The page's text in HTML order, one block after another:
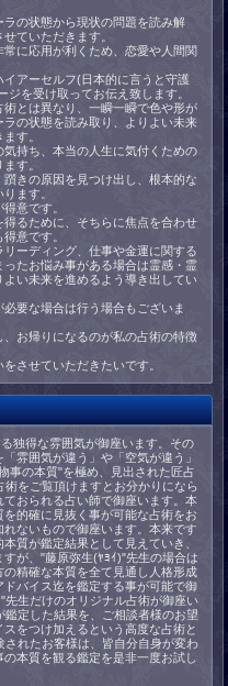
の状態から現状の問題を読み解
ていただきます。
に応用が利くため、恋愛や人間関
アーセルフ(日本的に言うと守護
を受け取ってお伝え致します。
とは異なり、一瞬一瞬で色や形が
の状態を読み取り、よりよい未来
す。
持ち、本当の人生に気付くための
す。
きの原因を見つけ出し、根本的な
ます。
意です。
るために、そちらに焦点を合わせ
意です。
ーディング、仕事や金運に関する
たお悩み事がある場合は霊感・霊
い未来を進めるよう導き出してい
要な場合は行う場合もございま
お帰りになるのが私の占術の特徴
させていただきたいです。
独得な雰囲気が御座います。その
雰囲気が違う」や「空気が違う」
事の本質"を極め、見出された匠占
をご覧頂けますとお分かりになら
おられる占い師で御座います。本
的確に見抜く事が可能な占術をお
ないもので御座います。本来です
質が鑑定結果として見えていき、
が、"藤原弥生(ﾔﾖｲ)"先生の場合は
精確な本質を全て見通し人格形成
バイス迄を鑑定する事が可能で御
生だけのオリジナル占術が御座い
定した結果を、ご相談者様のお望
をつけ加えるという高度な占術と
れたお客様は、皆自分自身が変わ
本質を観る鑑定を是非一度お試し